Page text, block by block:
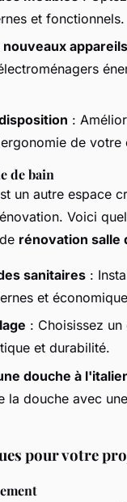
et fonctionnels.
appareils
:
de votre
de bain
un autre espace
Voici
rénovation salle
sanitaires :
et
: Choisissez
et durabilité.
douche à
la douche avec
pour votre